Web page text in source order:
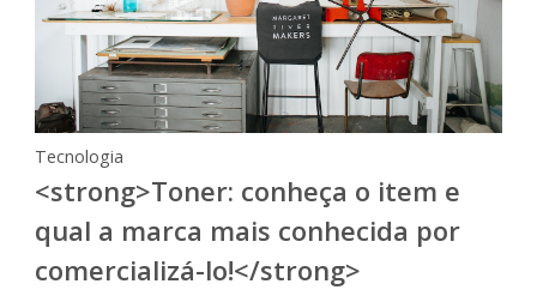
Tecnologia
<strong>Toner: conheça o item e
qual a marca mais conhecida por
comercializá-lo!</strong>